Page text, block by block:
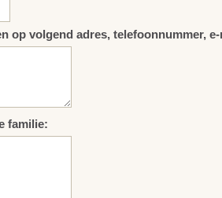
op volgend adres, telefoonnummer,
familie: